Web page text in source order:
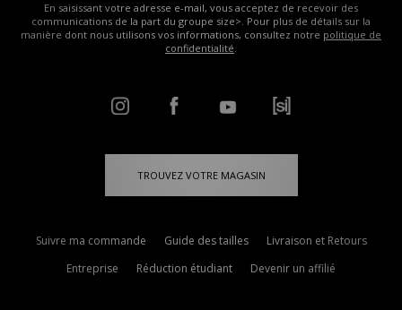
En saisissant votre adresse e-mail, vous acceptez de recevoir des
communications de la part du groupe size>. Pour plus de détails sur la
manière dont nous utilisons vos informations, consultez notre politique de
confidentialité.
TROUVEZ VOTRE MAGASIN
Suivre ma commande Guide des tailles
Livraison et Retours
Entreprise
Réduction étudiant Devenir un affilié